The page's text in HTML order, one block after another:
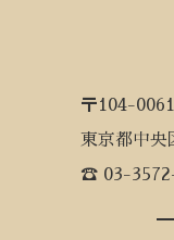
〒104-0061
東京都中央
☎ 03-